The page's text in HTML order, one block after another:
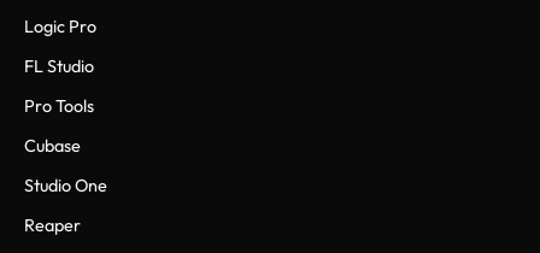
Logic Pro
FL Studio
Pro Tools
Cubase
Studio One
Reaper